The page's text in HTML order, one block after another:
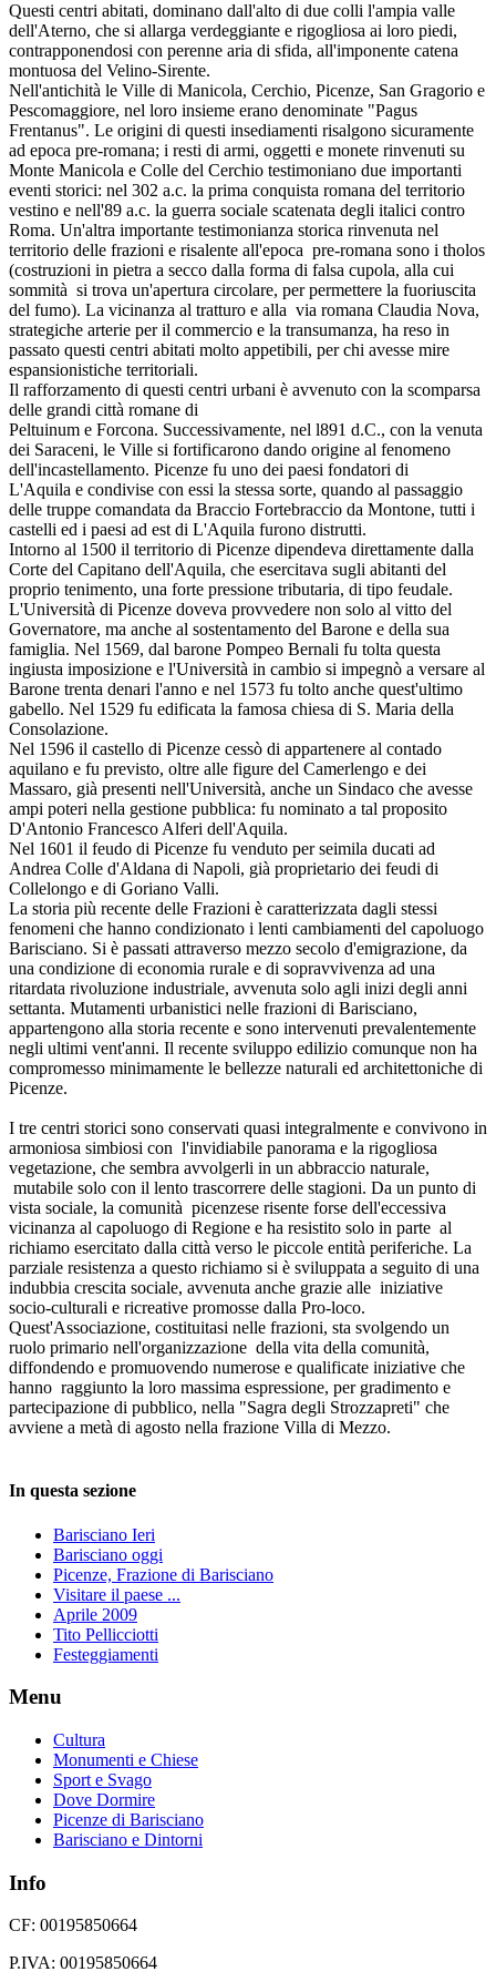
Questi centri abitati, dominano dall'alto di due colli l'ampia valle
dell'Aterno, che si allarga verdeggiante e rigogliosa ai loro piedi,
contrapponendosi con perenne aria di sfida, all'imponente catena
montuosa del Velino-Sirente.
Nell'antichità le Ville di Manicola, Cerchio, Picenze, San Gragorio e
Pescomaggiore, nel loro insieme erano denominate "Pagus
Frentanus". Le origini di questi insediamenti risalgono sicuramente
ad epoca pre-romana; i resti di armi, oggetti e monete rinvenuti su
Monte Manicola e Colle del Cerchio testimoniano due importanti
eventi storici: nel 302 a.c. la prima conquista romana del territorio
vestino e nell'89 a.c. la guerra sociale scatenata degli italici contro
Roma. Un'altra importante testimonianza storica rinvenuta nel
territorio delle frazioni e risalente all'epoca pre-romana sono i tholos
(costruzioni in pietra a secco dalla forma di falsa cupola, alla cui
sommità si trova un'apertura circolare, per permettere la fuoriuscita
del fumo). La vicinanza al tratturo e alla via romana Claudia Nova,
strategiche arterie per il commercio e la transumanza, ha reso in
passato questi centri abitati molto appetibili, per chi avesse mire
espansionistiche territoriali.
Il rafforzamento di questi centri urbani è avvenuto con la scomparsa
delle grandi città romane di
Peltuinum e Forcona. Successivamente, nel l891 d.C., con la venuta
dei Saraceni, le Ville si fortificarono dando origine al fenomeno
dell'incastellamento. Picenze fu uno dei paesi fondatori di
L'Aquila e condivise con essi la stessa sorte, quando al passaggio
delle truppe comandata da Braccio Fortebraccio da Montone, tutti i
castelli ed i paesi ad est di L'Aquila furono distrutti.
Intorno al 1500 il territorio di Picenze dipendeva direttamente dalla
Corte del Capitano dell'Aquila, che esercitava sugli abitanti del
proprio tenimento, una forte pressione tributaria, di tipo feudale.
L'Università di Picenze doveva provvedere non solo al vitto del
Governatore, ma anche al sostentamento del Barone e della sua
famiglia. Nel 1569, dal barone Pompeo Bernali fu tolta questa
ingiusta imposizione e l'Università in cambio si impegnò a versare al
Barone trenta denari l'anno e nel 1573 fu tolto anche quest'ultimo
gabello. Nel 1529 fu edificata la famosa chiesa di S. Maria della
Consolazione.
Nel 1596 il castello di Picenze cessò di appartenere al contado
aquilano e fu previsto, oltre alle figure del Camerlengo e dei
Massaro, già presenti nell'Università, anche un Sindaco che avesse
ampi poteri nella gestione pubblica: fu nominato a tal proposito
D'Antonio Francesco Alferi dell'Aquila.
Nel 1601 il feudo di Picenze fu venduto per seimila ducati ad
Andrea Colle d'Aldana di Napoli, già proprietario dei feudi di
Collelongo e di Goriano Valli.
La storia più recente delle Frazioni è caratterizzata dagli stessi
fenomeni che hanno condizionato i lenti cambiamenti del capoluogo
Barisciano. Si è passati attraverso mezzo secolo d'emigrazione, da
una condizione di economia rurale e di sopravvivenza ad una
ritardata rivoluzione industriale, avvenuta solo agli inizi degli anni
settanta. Mutamenti urbanistici nelle frazioni di Barisciano,
appartengono alla storia recente e sono intervenuti prevalentemente
negli ultimi vent'anni. Il recente sviluppo edilizio comunque non ha
compromesso minimamente le bellezze naturali ed architettoniche di
Picenze.
I tre centri storici sono conservati quasi integralmente e convivono in
armoniosa simbiosi con l'invidiabile panorama e la rigogliosa
vegetazione, che sembra avvolgerli in un abbraccio naturale,
mutabile solo con il lento trascorrere delle stagioni. Da un punto di
vista sociale, la comunità picenzese risente forse dell'eccessiva
vicinanza al capoluogo di Regione e ha resistito solo in parte al
richiamo esercitato dalla città verso le piccole entità periferiche. La
parziale resistenza a questo richiamo si è sviluppata a seguito di una
indubbia crescita sociale, avvenuta anche grazie alle iniziative
socio-culturali e ricreative promosse dalla Pro-loco.
Quest'Associazione, costituitasi nelle frazioni, sta svolgendo un
ruolo primario nell'organizzazione della vita della comunità,
diffondendo e promuovendo numerose e qualificate iniziative che
hanno raggiunto la loro massima espressione, per gradimento e
partecipazione di pubblico, nella "Sagra degli Strozzapreti" che
avviene a metà di agosto nella frazione Villa di Mezzo.
In questa sezione
Barisciano Ieri
Barisciano oggi
Picenze, Frazione di Barisciano
Visitare il paese ...
Aprile 2009
Tito Pellicciotti
Festeggiamenti
Menu
Cultura
Monumenti e Chiese
Sport e Svago
Dove Dormire
Picenze di Barisciano
Barisciano e Dintorni
Info
CF: 00195850664
P.IVA: 00195850664